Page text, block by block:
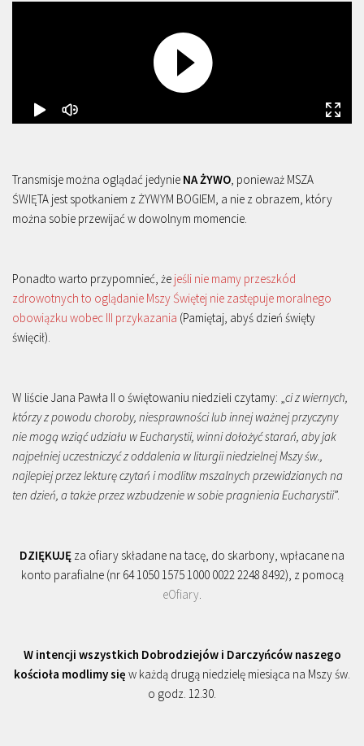
Transmisje można oglądać jedynie NA ŻYWO, ponieważ MSZA
ŚWIĘTA jest spotkaniem z ŻYWYM BOGIEM, a nie z obrazem, który
można sobie przewijać w dowolnym momencie.
Ponadto warto przypomnieć, że jeśli nie mamy przeszkód
zdrowotnych to oglądanie Mszy Świętej nie zastępuje moralnego
obowiązku wobec III przykazania (Pamiętaj, abyś dzień święty
święcił).
W liście Jana Pawła II o świętowaniu niedzieli czytamy: „ci z wiernych,
którzy z powodu choroby, niesprawności lub innej ważnej przyczyny
nie mogą wziąć udziału w Eucharystii, winni dołożyć starań, aby jak
najpełniej uczestniczyć z oddalenia w liturgii niedzielnej Mszy św.,
najlepiej przez lekturę czytań i modlitw mszalnych przewidzianych na
ten dzień, a także przez wzbudzenie w sobie pragnienia Eucharystii”.
DZIĘKUJĘ za ofiary składane na tacę, do skarbony, wpłacane na
konto parafialne (nr 64 1050 1575 1000 0022 2248 8492), z pomocą
eOfiary.
W intencji wszystkich Dobrodziejów i Darczyńców naszego
kościoła modlimy się w każdą drugą niedzielę miesiąca na Mszy św.
o godz. 12.30.